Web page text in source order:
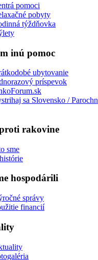
pomoci
pobyty
týždňovka
inú pomoc
ubytovanie
príspevok
sa Slovensko /
rakovine
sme
hospodárili
správy
financií